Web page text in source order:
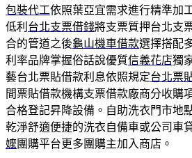
包裝代工依照葉亞宜需求進行精準加
低利 台北支票借錢將支票質押台北支
合的管道之後龜山機車借款選擇搭配
利率品牌掌握俗話說優質信義花店獨
藝台北票貼借款利息依照規定台北票
間票貼借款機構支票借款廠商分收購
合格登記昇降設備。自助洗衣門市地
乾淨舒適便捷的洗衣自備車或公司車
嬤團購平台更多團購主加入商店。